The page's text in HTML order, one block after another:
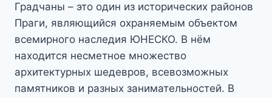
Градчаны – это один из исторических районов
Праги, являющийся охраняемым объектом
всемирного наследия ЮНЕСКО. В нём
находится несметное множество
архитектурных шедевров, всевозможных
памятников и разных занимательностей. В